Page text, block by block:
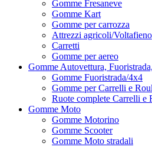
Gomme Fresaneve
Gomme Kart
Gomme per carrozza
Attrezzi agricoli/Voltafieno
Carretti
Gomme per aereo
Gomme Autovettura,
Gomme Fuoristrada/4x4
Gomme per Carrelli e
Ruote complete Carrelli e
Gomme Moto
Gomme Motorino
Gomme Scooter
Gomme Moto stradali